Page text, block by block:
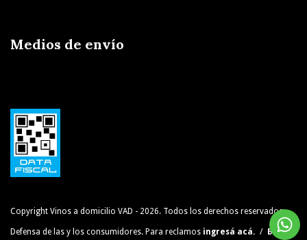
Medios de envío
Copyright Vinos a domicilio VAD - 2026. Todos los derechos reservados.
Defensa de las y los consumidores. Para reclamos ingresá acá. /
Botón